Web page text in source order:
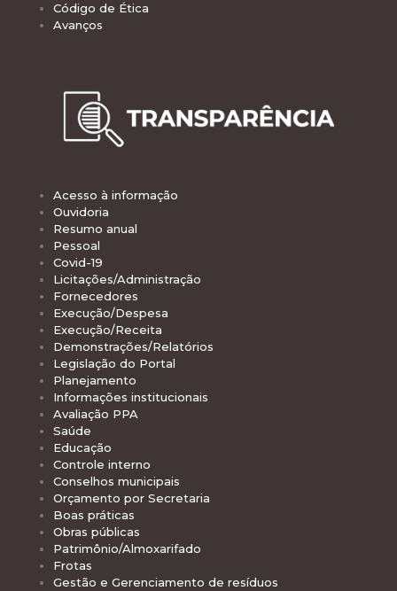
Código de Ética
Avanços
Acesso à informação
Ouvidoria
Resumo anual
Pessoal
Covid-19
Licitações/Administração
Fornecedores
Execução/Despesa
Execução/Receita
Demonstrações/Relatórios
Legislação do Portal
Planejamento
Informações institucionais
Avaliação PPA
Saúde
Educação
Controle interno
Conselhos municipais
Orçamento por Secretaria
Boas práticas
Obras públicas
Patrimônio/Almoxarifado
Frotas
Gestão e Gerenciamento de resíduos